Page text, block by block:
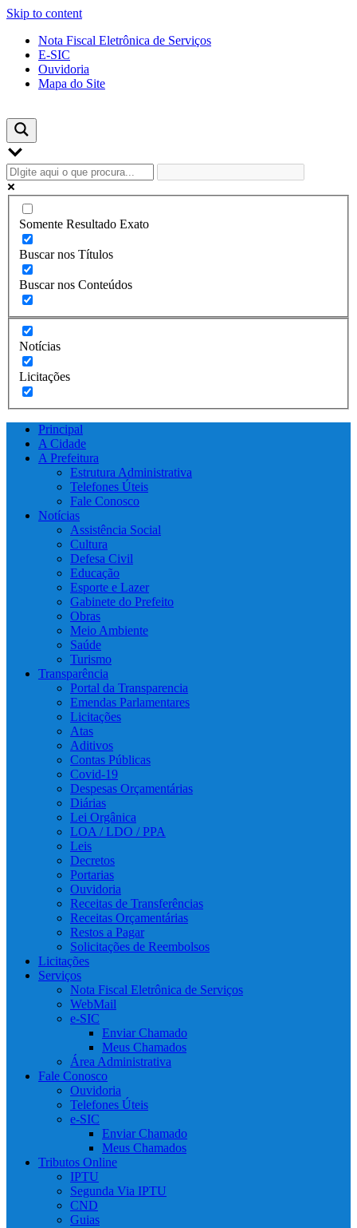
Skip to content
Nota Fiscal Eletrônica de Serviços
E-SIC
Ouvidoria
Mapa do Site
Somente Resultado Exato
Buscar nos Títulos
Buscar nos Conteúdos
Notícias
Licitações
Principal
A Cidade
A Prefeitura
Estrutura Administrativa
Telefones Úteis
Fale Conosco
Notícias
Assistência Social
Cultura
Defesa Civil
Educação
Esporte e Lazer
Gabinete do Prefeito
Obras
Meio Ambiente
Saúde
Turismo
Transparência
Portal da Transparencia
Emendas Parlamentares
Licitações
Atas
Aditivos
Contas Públicas
Covid-19
Despesas Orçamentárias
Diárias
Lei Orgânica
LOA / LDO / PPA
Leis
Decretos
Portarias
Ouvidoria
Receitas de Transferências
Receitas Orçamentárias
Restos a Pagar
Solicitações de Reembolsos
Licitações
Serviços
Nota Fiscal Eletrônica de Serviços
WebMail
e-SIC
Enviar Chamado
Meus Chamados
Área Administrativa
Fale Conosco
Ouvidoria
Telefones Úteis
e-SIC
Enviar Chamado
Meus Chamados
Tributos Online
IPTU
Segunda Via IPTU
CND
Guias